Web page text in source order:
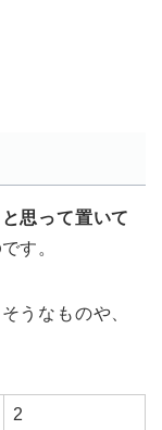
思って置いて
です。
うなものや、
2